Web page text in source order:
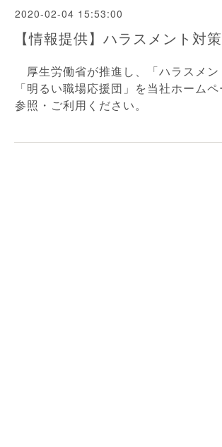
2020-02-04 15:53:00
【情報提供】ハラスメント対
厚生労働省が推進し、「ハラスメ
「明るい職場応援団」を当社ホーム
参照・ご利用ください。